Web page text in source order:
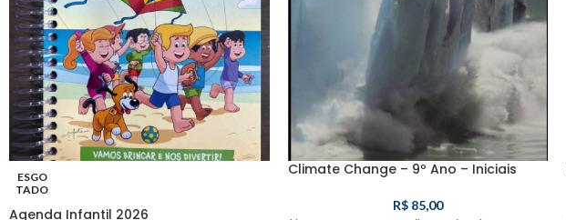
ESGO
TADO
Agenda Infantil 2026
Climate Change – 9º Ano – Iniciais
R$85,00